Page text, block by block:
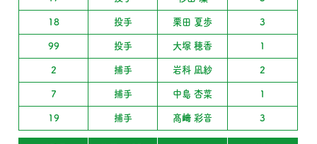
18 投手 栗田 夏歩 3
99 投手 大塚 穂香 1
2 捕手 岩科 凪紗 2
7 捕手 中島 杏菜 1
19 捕手 髙﨑 彩音 3